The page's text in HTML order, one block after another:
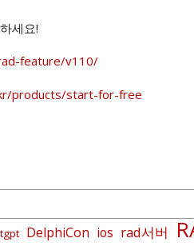
세요!
feature/v110/
products/start-for-free
DelphiCon ios rad서버